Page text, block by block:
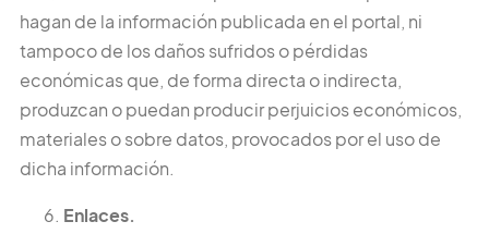
hagan de la información publicada en el portal, ni
tampoco de los daños sufridos o pérdidas
económicas que, de forma directa o indirecta,
produzcan o puedan producir perjuicios económicos,
materiales o sobre datos, provocados por el uso de
dicha información.
Enlaces.